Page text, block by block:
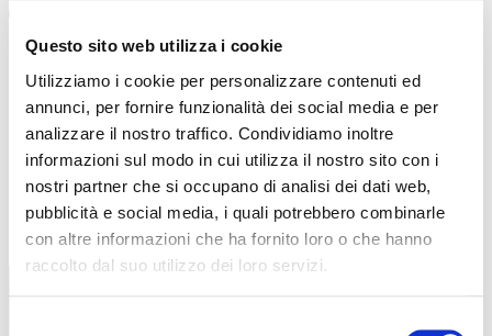
Questo sito web utilizza i cookie
Utilizziamo i cookie per personalizzare contenuti ed
annunci, per fornire funzionalità dei social media e per
analizzare il nostro traffico. Condividiamo inoltre
informazioni sul modo in cui utilizza il nostro sito con i
nostri partner che si occupano di analisi dei dati web,
pubblicità e social media, i quali potrebbero combinarle
con altre informazioni che ha fornito loro o che hanno
raccolto dal suo utilizzo dei loro servizi.
TUTTE LE CATEGORIE DEL MAGAZINE